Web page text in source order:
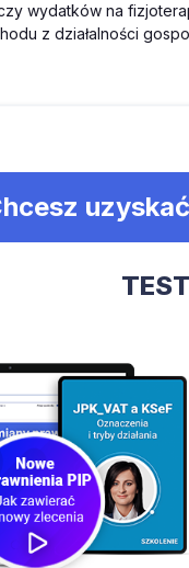
wydatków na
z działalności